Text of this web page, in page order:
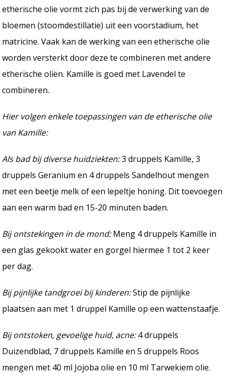
etherische olie vormt zich pas bij de verwerking van de
bloemen (stoomdestillatie) uit een voorstadium, het
matricine. Vaak kan de werking van een etherische olie
worden versterkt door deze te combineren met andere
etherische oliën. Kamille is goed met Lavendel te
combineren.
Hier volgen enkele toepassingen van de etherische olie
van Kamille:
Als bad bij diverse huidziekten:3 druppels Kamille, 3
druppels Geranium en 4 druppels Sandelhout mengen
met een beetje melk of een lepeltje honing. Dit toevoegen
aan een warm bad en 15-20 minuten baden.
Bij ontstekingen in de mond:Meng 4 druppels Kamille in
een glas gekookt water en gorgel hiermee 1 tot 2 keer
per dag.
Bij pijnlijke tandgroei bij kinderen:Stip de pijnlijke
plaatsen aan met 1 druppel Kamille op een wattenstaafje.
Bij ontstoken, gevoelige huid, acne:4 druppels
Duizendblad, 7 druppels Kamille en 5 druppels Roos
mengen met 40 ml Jojoba olie en 10 ml Tarwekiem olie.